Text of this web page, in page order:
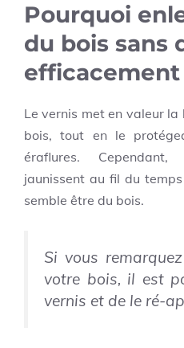
Pourquoi
du bois sans
efficacement
Le vernis met en valeur
bois, tout en le
éraflures.
jaunissent au fil du
semble être du bois.
Si vous
votre bois, il est
vernis et de le ré-